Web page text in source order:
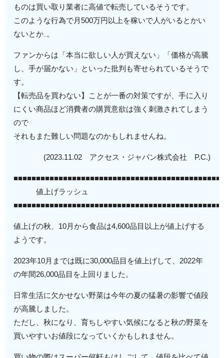
ものは買い取り業者に高値で転売しているそうです。
このような行為で月500万円以上を稼いで人がいるとかい
ないとか‥。
ファンからは「本当に欲しい人が買えない」「価格が高騰
し、手が届かない」といった批判も寄せられているそうで
す。
【転売品を買わない】ことが一番の対策ですが、手に入り
にくい商品ほど消費者の購買意欲は強く刺激されてしまう
ので
それもまた難しい問題なのかもしれませんね。
(2023.11.02 アクセス・ジャパン株式会社 P.C.)
■■■■■■■■■■■■■■■■■■■■■■■■■■■■■■■■■■■■■■■■■■■■■■
値上げラッシュ
■■■■■■■■■■■■■■■■■■■■■■■■■■■■■■■■■■■■■■■■■■■■■■
値上げの秋、10月から食品は4,600品目以上が値上げする
ようです。
2023年10月までは既に30,000品目を値上げして、2022年
の年間26,000品目を上回りました。
日常生活に欠かせない野菜は今年の夏の猛暑の影響で値段
が高騰しました。
ただし、秋になり、育ちしやすい気候になると秋の野菜を
買いやすいお値段になっていくかもしれません。